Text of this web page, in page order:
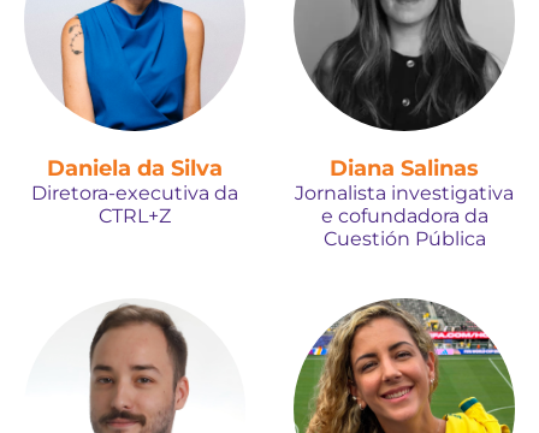
Daniela da Silva
Diretora-executiva da
CTRL+Z
Diana Salinas
Jornalista investigativa
e cofundadora da
Cuestión Pública